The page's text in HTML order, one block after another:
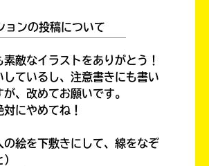
書店に届いた
みんなからのお手紙が
ョンの投稿について
敵なイラストをありがとう！
ているし、注意書きにも書い
、改めてお願いです。
にやめてね！
の絵を下敷きにして、線をなぞ